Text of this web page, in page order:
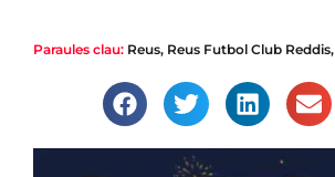
Paraules clau: Reus, Reus Futbol Club Reddis,